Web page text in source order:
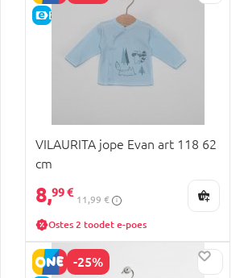
E-HIND
VILAURITA jope Evan art 118 62
cm
8,99 €
11,99 €
Ostes 2 toodet e-poes
-25%